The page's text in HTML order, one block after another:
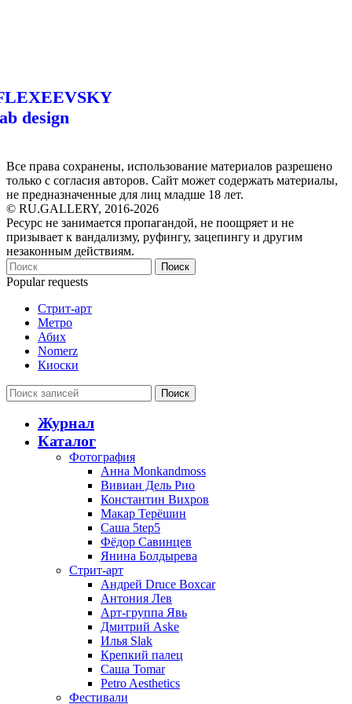
design
Все права сохранены, использование материалов разрешено
только с согласия авторов. Сайт может содержать материалы,
не предназначенные для лиц младше 18 лет.
© RU.GALLERY, 2016-2026
Ресурс не занимается пропагандой, не поощряет и не
призывает к вандализму, руфингу, зацепингу и другим
незаконным действиям.
Поиск
Popular requests
Стрит-арт
Метро
Абих
Nomerz
Киоски
Поиск
Журнал
Каталог
Фотография
Анна Monkandmoss
Вивиан Дель Рио
Константин Вихров
Макар Терёшин
Саша 5tep5
Фёдор Савинцев
Янина Болдырева
Стрит-арт
Андрей Druce Boxcar
Антония Лев
Арт-группа Явь
Дмитрий Aske
Илья Slak
Крепкий палец
Саша Tomar
Petro Aesthetics
Фестивали